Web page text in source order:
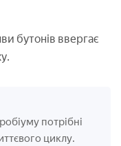
бутонів ввергає
потрібні
циклу.